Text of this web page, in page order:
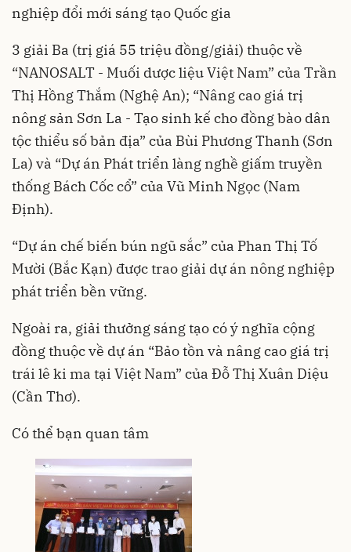
nghiệp đổi mới sáng tạo Quốc gia
3 giải Ba (trị giá 55 triệu đồng/giải) thuộc về
“NANOSALT - Muối dược liệu Việt Nam” của Trần
Thị Hồng Thắm (Nghệ An); “Nâng cao giá trị
nông sản Sơn La - Tạo sinh kế cho đồng bào dân
tộc thiểu số bản địa” của Bùi Phương Thanh (Sơn
La) và “Dự án Phát triển làng nghề giấm truyền
thống Bách Cốc cổ” của Vũ Minh Ngọc (Nam
Định).
“Dự án chế biến bún ngũ sắc” của Phan Thị Tố
Mười (Bắc Kạn) được trao giải dự án nông nghiệp
phát triển bền vững.
Ngoài ra, giải thưởng sáng tạo có ý nghĩa cộng
đồng thuộc về dự án “Bảo tồn và nâng cao giá trị
trái lê ki ma tại Việt Nam” của Đỗ Thị Xuân Diệu
(Cần Thơ).
Có thể bạn quan tâm